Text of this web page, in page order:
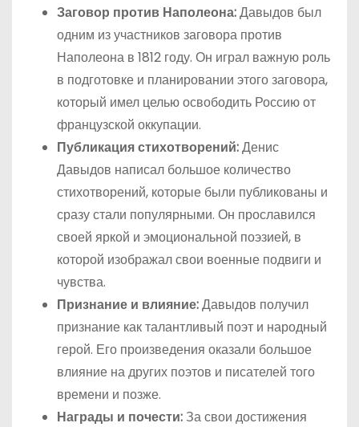
Заговор против Наполеона:Давыдов был
одним из участников заговора против
Наполеона в 1812 году. Он играл важную роль
в подготовке и планировании этого заговора,
который имел целью освободить Россию от
французской оккупации.
Публикация стихотворений:Денис
Давыдов написал большое количество
стихотворений, которые были публикованы и
сразу стали популярными. Он прославился
своей яркой и эмоциональной поэзией, в
которой изображал свои военные подвиги и
чувства.
Признание и влияние:Давыдов получил
признание как талантливый поэт и народный
герой. Его произведения оказали большое
влияние на других поэтов и писателей того
времени и позже.
Награды и почести: За свои достижения